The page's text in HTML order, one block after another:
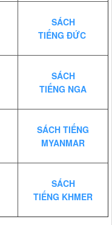
SÁCH
TIẾNG ĐỨC
SÁCH
TIẾNG NGA
SÁCH TIẾNG
MYANMAR
SÁCH
TIẾNG KHMER